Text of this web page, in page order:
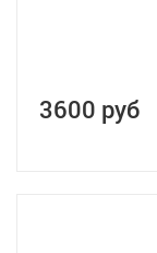
3600 руб